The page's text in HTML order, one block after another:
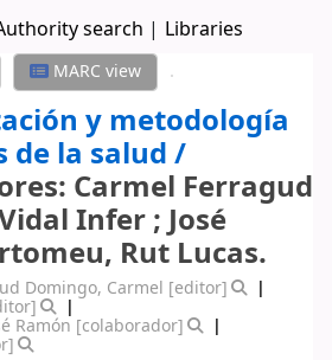
search Libraries
MARC view
y metodología
de la salud /
Carmel Ferragud
Infer ; José
Rut Lucas.
Domingo, Carmel [editor]
Ramón [colaborador]